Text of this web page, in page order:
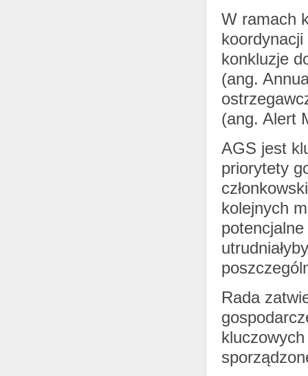
W ramach
konkluzje
(ang.
(ang. Alert
AGS jest
priorytety
kolejnych
Rada